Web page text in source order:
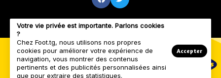
Votre vie privée est importante. Parlons cookies
?
Chez Foot.tg, nous utilisons nos propres
cookies pour améliorer votre expérience de
navigation, vous montrer des contenus
pertinents et des publicités personnalisées ainsi
que pour extraire des statistiques.
Accepter